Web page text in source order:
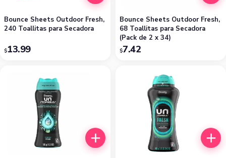
Bounce Sheets Outdoor Fresh,
240 Toallitas para Secadora
$13.99
Bounce Sheets Outdoor Fresh,
68 Toallitas para Secadora
(Pack de 2 x 34)
$7.42